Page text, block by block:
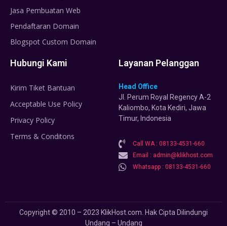
Jasa Pembuatan Web
Pendaftaran Domain
Blogspot Custom Domain
Hubungi Kami
Kirim Tiket Bantuan
Acceptable Use Policy
Privacy Policy
Terms & Conditons
Layanan Pelanggan
Head Office
Jl. Perum Royal Regency A-2
Kaliombo, Kota Kediri, Jawa
Timur, Indonesia
Call WA : 08133-4531-660
Email : admin@klikhost.com
Whatsapp : 08133-4531-660
Copyright © 2010 – 2023 KlikHost.com. Hak Cipta Dilindungi
Undang – Undang